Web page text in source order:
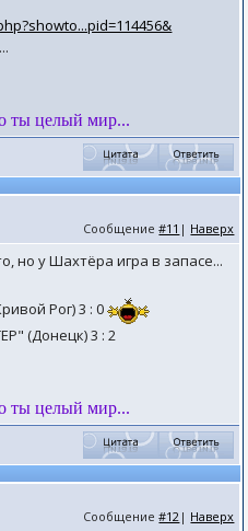
ты целый мир...
Сообщение#11 | Наверх
но у Шахтёра игра в запасе...
Рог) 3 : 0
(Донецк) 3 : 2
ты целый мир...
Сообщение#12 | Наверх